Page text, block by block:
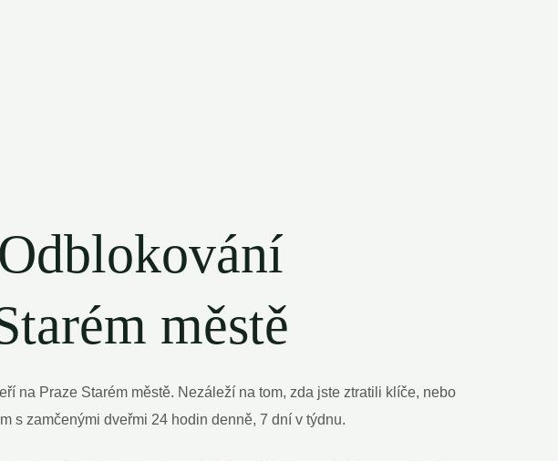
městě
na Praze Starém městě. Nezáleží na tom, zda jste ztratili klíče, nebo
s zamčenými dveřmi 24 hodin denně, 7 dní v týdnu.